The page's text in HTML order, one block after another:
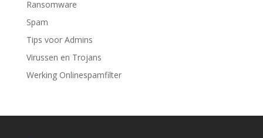
Ransomware
Spam
Tips voor Admins
Virussen en Trojans
Werking Onlinespamfilter